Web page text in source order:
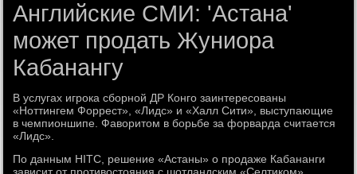
Английские СМИ: 'Астана'
может продать Жуниора
Кабанангу
В услугах игрока сборной ДР Конго заинтересованы
«Ноттингем Форрест», «Лидс» и «Халл Сити», выступающие
в чемпионшипе. Фаворитом в борьбе за форварда считается
«Лидс».
По данным HITC, решение «Астаны» о продаже Кабананги